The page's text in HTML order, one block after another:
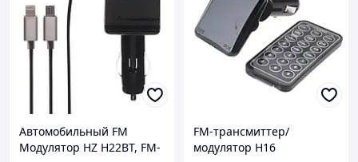
Автомобильный FM
Модулятор HZ H22BT, FM-
FM-трансмиттер/
модулятор H16